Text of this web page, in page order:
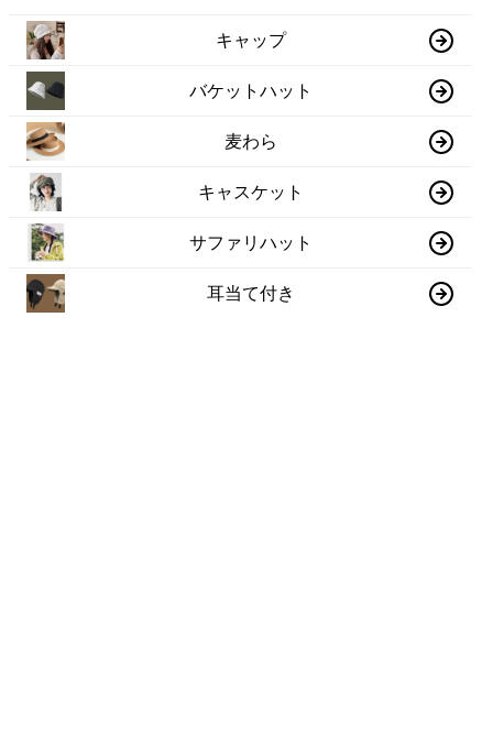
キャップ
バケットハット
麦わら
キャスケット
サファリハット
耳当て付き